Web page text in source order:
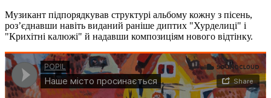
Музикант підпорядкував структурі альбому кожну з пісень,
розʼєднавши навіть виданий раніше диптих "Хурделиці" і
"Крихітні калюжі" й надавши композиціям нового відтінку.